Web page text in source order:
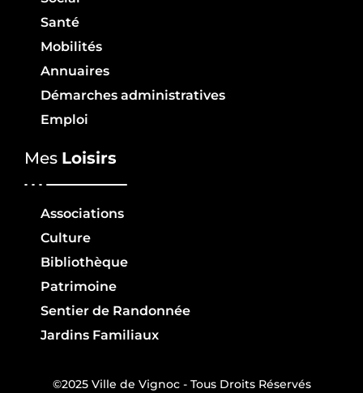
Santé
Mobilités
Annuaires
Démarches administratives
Emploi
Mes Loisirs
Associations
Culture
Bibliothèque
Patrimoine
Sentier de Randonnée
Jardins Familiaux
©2025 Ville de Vignoc - Tous Droits Réservés